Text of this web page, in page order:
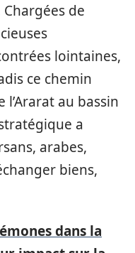
Chargées de
lointaines,
ce chemin
au bassin
a
arabes,
biens,
dans la